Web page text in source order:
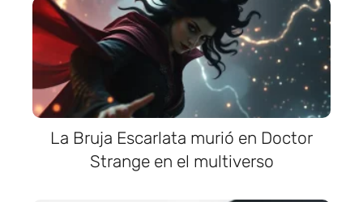
La Bruja Escarlata murió en Doctor
Strange en el multiverso